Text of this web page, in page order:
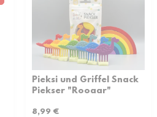
Pieksi und Griffel Snack
Piekser "Rooaar"
8,99 €